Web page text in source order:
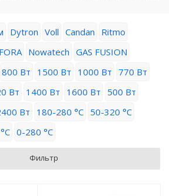
Dytron Voll Candan
Ritmo
FORA Nowatech GAS FUSION
800 Вт 1500 Вт 1000 Вт
770 Вт
Вт 1400 Вт 1600 Вт
500 Вт
Вт 180-280 °C 50-320 °C
0-280 °C
Фильтр